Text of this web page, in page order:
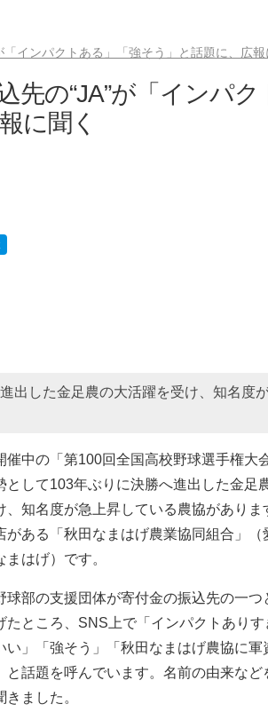
インパクトある」「強そう」と話題に、広報
の“JA”が「インパク
に聞く
出した金足農の大活躍を受け、知名度
中の「第100回全国高校野球選手権大
として103年ぶりに決勝へ進出した金足
、知名度が急上昇している農協がありま
がある「秋田なまはげ農業協同組合」（
まはげ）です。
部の支援団体が寄付金の振込先の一つ
たところ、SNS上で「インパクトありす
い」「強そう」「秋田なまはげ農協に軍
と話題を呼んでいます。名前の由来など
きました。